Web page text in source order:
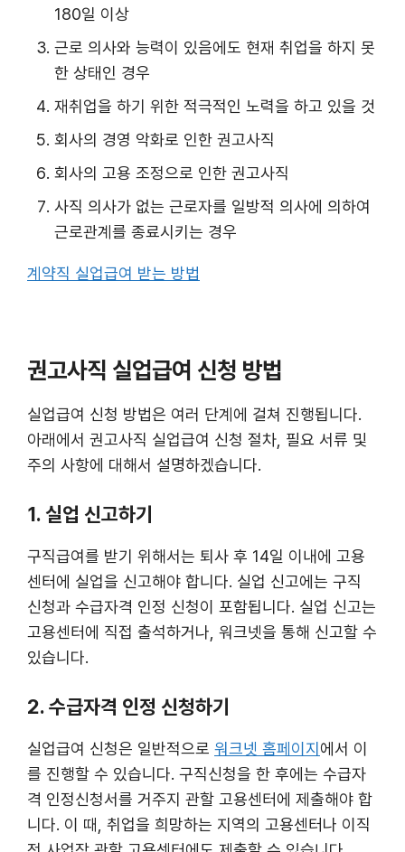
180일 이상
근로 의사와 능력이 있음에도 현재 취업을 하지 못
한 상태인 경우
재취업을 하기 위한 적극적인 노력을 하고 있을 것
회사의 경영 악화로 인한 권고사직
회사의 고용 조정으로 인한 권고사직
사직 의사가 없는 근로자를 일방적 의사에 의하여
근로관계를 종료시키는 경우
계약직 실업급여 받는 방법
권고사직 실업급여 신청 방법
실업급여 신청 방법은 여러 단계에 걸쳐 진행됩니다.
아래에서 권고사직 실업급여 신청 절차, 필요 서류 및
주의 사항에 대해서 설명하겠습니다.
1. 실업 신고하기
구직급여를 받기 위해서는 퇴사 후 14일 이내에 고용
센터에 실업을 신고해야 합니다​​. 실업 신고에는 구직
신청과 수급자격 인정 신청이 포함됩니다. 실업 신고는
고용센터에 직접 출석하거나, 워크넷을 통해 신고할 수
있습니다​​.
2. 수급자격 인정 신청하기
실업급여 신청은 일반적으로 워크넷 홈페이지 에서 이
를 진행할 수 있습니다​​. 구직신청을 한 후에는 수급자
격 인정신청서를 거주지 관할 고용센터에 제출해야 합
니다. 이 때, 취업을 희망하는 지역의 고용센터나 이직